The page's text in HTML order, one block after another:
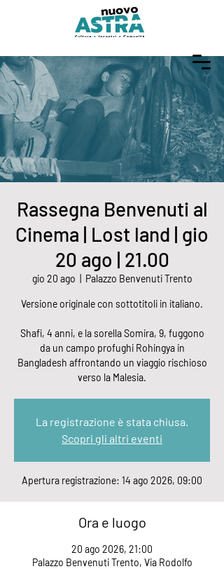
Rassegna Benvenuti al
Cinema | Lost land | gio
20 ago | 21.00
gio 20 ago Palazzo Benvenuti Trento
Versione originale con sottotitoli in italiano.
Shafi, 4 anni, e la sorella Somira, 9, fuggono
da un campo profughi Rohingya in
Bangladesh affrontando un viaggio rischioso
verso la Malesia.
La registrazione è stata chiusa.
Scopri gli altri eventi
Apertura registrazione: 14 ago 2026, 09:00
Ora e luogo
20 ago 2026, 21:00
Palazzo Benvenuti Trento, Via Rodolfo